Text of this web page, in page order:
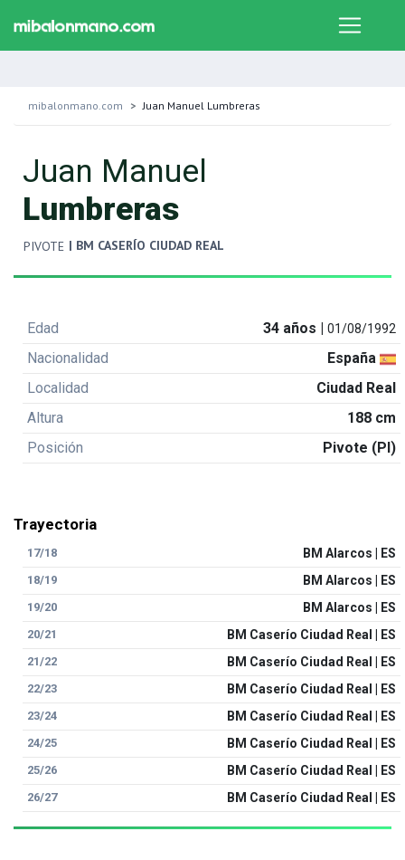
mibalonmano.com Juan Manuel Lumbreras
Juan Manuel
Lumbreras
PIVOTE | BM CASERÍO CIUDAD REAL
Edad 34 años |01/08/1992
Nacionalidad
España
Localidad
Ciudad Real
Altura
188 cm
Posición
Pivote (PI)
Trayectoria
17/18 BM Alarcos | ES
18/19 BM Alarcos | ES
19/20 BM Alarcos | ES
20/21 BM Caserío Ciudad Real | ES
21/22 BM Caserío Ciudad Real | ES
22/23 BM Caserío Ciudad Real | ES
23/24 BM Caserío Ciudad Real | ES
24/25 BM Caserío Ciudad Real | ES
25/26 BM Caserío Ciudad Real | ES
26/27 BM Caserío Ciudad Real | ES